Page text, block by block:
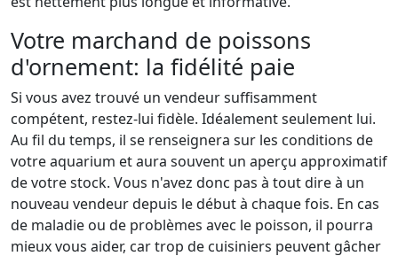
Votre marchand de poissons
d'ornement: la fidélité paie
Si vous avez trouvé un vendeur suffisamment
compétent, restez-lui fidèle. Idéalement seulement lui.
Au fil du temps, il se renseignera sur les conditions de
votre aquarium et aura souvent un aperçu approximatif
de votre stock. Vous n'avez donc pas à tout dire à un
nouveau vendeur depuis le début à chaque fois. En cas
de maladie ou de problèmes avec le poisson, il pourra
mieux vous aider, car trop de cuisiniers peuvent gâcher